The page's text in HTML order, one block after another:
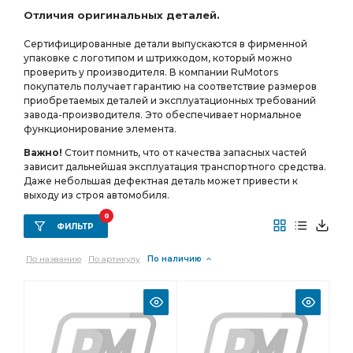
фланцы с торцевыми шлицами АЗ УРАЛ
МОСТ СРЕДНИЙ ПЕРЕДНЕГО МОСТА зуб фланец
РЕДУКТОР СРЕДНЕГО МОСТА i=7.49
СРЕДНЕГО МОСТА i=7.49
СРЕДНЕГО МОСТА i=7.49 49 зуб УРАЛ УВК
АБС пневмотормоза АЗ УРАЛ УРАЛ АМТ
зуб фланец с торц. шлицами
ТРУБКА АЗ УРАЛ
РЕДУКТОР ПЕРЕДНЕГО
РЕДУКТОР ПЕРЕДНЕГО МОСТА МАНОМЕТРУ АЗ УРАЛ
фланца с торцевыми шлицами АЗ УРАЛ
пневмотормозами АЗ УРАЛ
Отличия оригинальных деталей.
Сертифицированные детали выпускаются в фирменной
упаковке с логотипом и штрихкодом, который можно
проверить у производителя. В компании RuMotors
покупатель получает гарантию на соответствие размеров
приобретаемых деталей и эксплуатационных требований
завода-производителя. Это обеспечивает нормальное
функционирование элемента.
Важно! Стоит помнить, что от качества запасных частей
зависит дальнейшая эксплуатация транспортного средства.
Даже небольшая дефектная деталь может привести к
выходу из строя автомобиля.
ФИЛЬТР
0
По названию По артикулу По наличию